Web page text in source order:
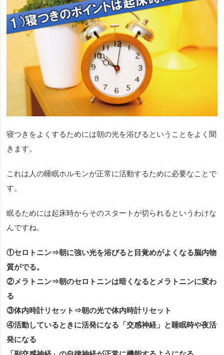
寝つきをよくするためには朝の光を浴びるということをよく聞
きます。
これは人の睡眠ホルモンが正常に活動するために必要なことで
す。
眠るためには起床時からそのスタートが切られるというわけな
んですね。
①セロトニン⇒朝に強い光を浴びると目覚めがよくなる脳内物
質がでる。
②メラトニン⇒朝のセロトニンは暗くなるとメラトニンに変わ
る
③体内時計リセット⇒朝の光で体内時計リセット
④活動しているときに活発になる「交感神経」と睡眠時や夜活
発になる